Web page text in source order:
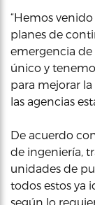
“Hemos
planes de
emergencia
único y
para mejorar
las agencias
De acuerdo
de ingeniería,
unidades de
todos estos ya
según lo